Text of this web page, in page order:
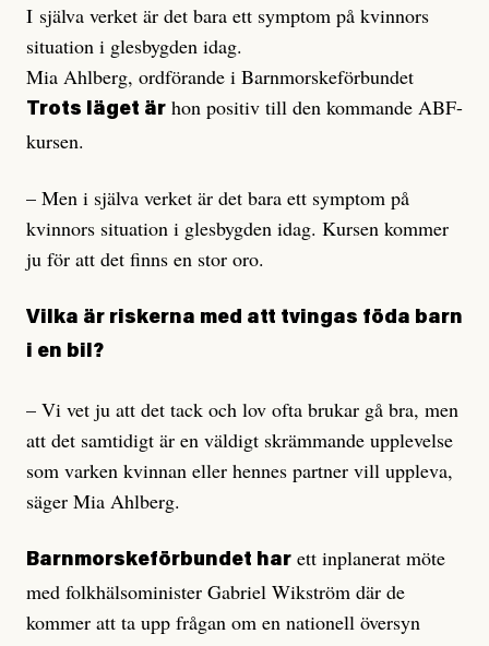
I själva verket är det bara ett symptom på kvinnors
situation i glesbygden idag.
Mia Ahlberg, ordförande i Barnmorskeförbundet
Trots läget är hon positiv till den kommande ABF-
kursen.
– Men i själva verket är det bara ett symptom på
kvinnors situation i glesbygden idag. Kursen kommer
ju för att det finns en stor oro.
Vilka är riskerna med att tvingas föda barn
i en bil?
– Vi vet ju att det tack och lov ofta brukar gå bra, men
att det samtidigt är en väldigt skrämmande upplevelse
som varken kvinnan eller hennes partner vill uppleva,
säger Mia Ahlberg.
Barnmorskeförbundet har ett inplanerat möte
med folkhälsominister Gabriel Wikström där de
kommer att ta upp frågan om en nationell översyn